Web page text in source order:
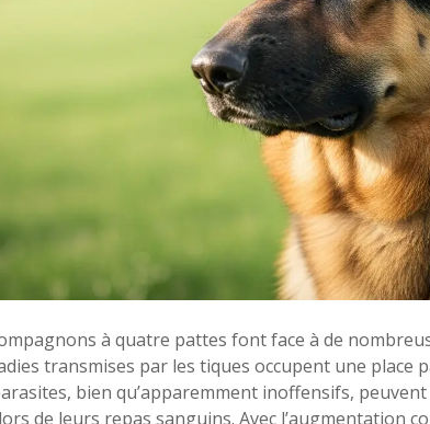
à quatre pattes font face à de
transmises par les tiques occupent une place
bien qu’apparemment inoffensifs,
de leurs repas sanguins. Avec l’augmentation